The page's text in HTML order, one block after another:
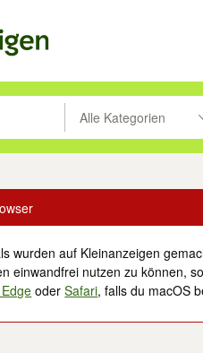
drücken um zu suchen,
Alle Kategorien
wurden auf Kleinanzeigen
einwandfrei nutzen zu können,
oderSafari, falls du macOS